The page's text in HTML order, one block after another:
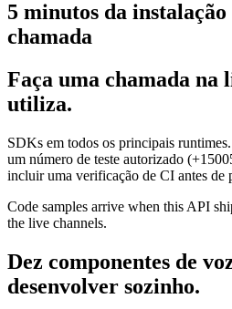
5 minutos da
chamada
Faça uma chamada na
utiliza.
SDKs em todos os principais
um número de teste autorizado
incluir uma verificação de CI antes de
Code samples arrive when this API
the live channels.
Dez componentes de
desenvolver sozinho.